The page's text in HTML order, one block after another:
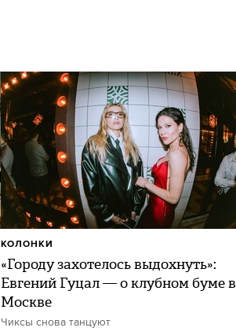
«Городу захотелось выдохнуть»:
Евгений Гуцал — о клубном буме в
Москве
Чиксы снова танцуют
КОЛОНКИ